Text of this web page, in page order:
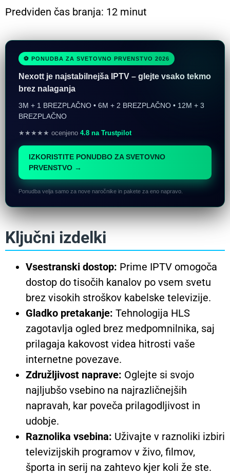
Predviden čas branja: 12 minut
⚽ PONUDBA ZA SVETOVNO PRVENSTVO 2026
Nexott je najstabilnejša IPTV – glejte vsako tekmo
brez nalaganja
3M + 1 BREZPLAČNO • 6M + 2 BREZPLAČNO • 12M + 3
BREZPLAČNO
★★★★★ ocenjeno 4.8 na Trustpilot
IZKORISTITE PONUDBO ZA SVETOVNO
PRVENSTVO →
Ponudba velja samo za nove naročnike in pakete za eno napravo.
Ključni izdelki
Vsestranski dostop: Prime IPTV omogoča
dostop do tisočih kanalov po vsem svetu
brez visokih stroškov kabelske televizije.
Gladko pretakanje: Tehnologija HLS
zagotavlja ogled brez medpomnilnika, saj
prilagaja kakovost videa hitrosti vaše
internetne povezave.
Združljivost naprave: Oglejte si svojo
najljubšo vsebino na najrazličnejših
napravah, kar poveča prilagodljivost in
udobje.
Raznolika vsebina: Uživajte v raznoliki izbiri
televizijskih programov v živo, filmov,
športa in serij na zahtevo kjer koli že ste.